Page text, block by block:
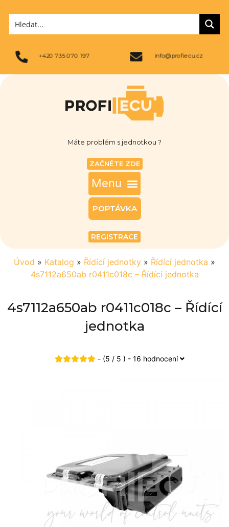
+420 735 070 197 info@profiecu.cz
Máte problém s jednotkou ?
ZAČNĚTE ZDE
POPTÁVKA
REGISTRACE
Úvod » Katalog » Řídící jednotky » Řídící jednotka »
4s7112a650ab r0411c018c – Řídící jednotka
4s7112a650ab r0411c018c – Řídící
jednotka
- (5 / 5 ) - 16 hodnocení